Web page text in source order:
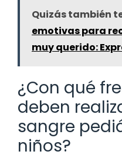
Quizás también
emotivas para
muy querido:
¿Con qué
deben
sangre
niños?